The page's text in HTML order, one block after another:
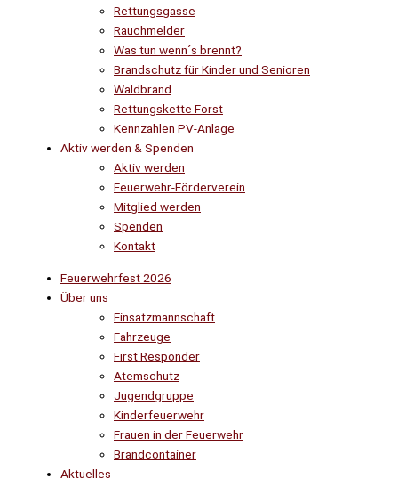
Rettungsgasse
Rauchmelder
Was tun wenn´s brennt?
Brandschutz für Kinder und Senioren
Waldbrand
Rettungskette Forst
Kennzahlen PV-Anlage
Aktiv werden & Spenden
Aktiv werden
Feuerwehr-Förderverein
Mitglied werden
Spenden
Kontakt
Feuerwehrfest 2026
Über uns
Einsatzmannschaft
Fahrzeuge
First Responder
Atemschutz
Jugendgruppe
Kinderfeuerwehr
Frauen in der Feuerwehr
Brandcontainer
Aktuelles